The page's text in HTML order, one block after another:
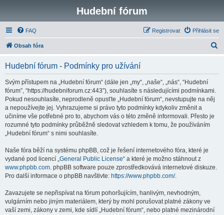
Hudební fórum
FAQ Přihlásit se
Registrovat
Obsah fóra
Hudební fórum - Podmínky pro užívání
Svým přístupem na „Hudební fórum“ (dále jen „my“, „naše“, „nás“, “Hudební
fórum”, “https://hudebniforum.cz:443”), souhlasíte s následujícími podmínkami.
Pokud nesouhlasíte, neprodleně opusťte „Hudební fórum“, nevstupujte na něj
a nepoužívejte jej. Vyhrazujeme si právo tyto podmínky kdykoliv změnit a
učiníme vše potřebné pro to, abychom vás o této změně informovali. Přesto je
rozumné tyto podmínky průběžně sledovat vzhledem k tomu, že používáním
„Hudební fórum“ s nimi souhlasíte.
Naše fóra běží na systému phpBB, což je řešení internetového fóra, které je
vydané pod licencí „General Public License“ a které je možno stáhnout z
www.phpbb.com. phpBB software pouze zprostředkovává internetové diskuze.
Pro další informace o phpBB navštivte: https://www.phpbb.com/.
Zavazujete se nepřispívat na fórum pohoršujícím, hanlivým, nevhodným,
vulgárním nebo jiným materiálem, který by mohl porušovat platné zákony ve
vaší zemi, zákony v zemi, kde sídlí „Hudební fórum“, nebo platné mezinárodní